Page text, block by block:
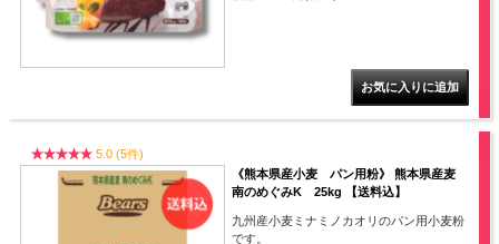
5.0 (5件)
《熊本県産小麦 パン用粉》 熊本県産麦
南のめぐみK 25kg 【送料込】
九州産小麦ミナミノカオリのパン用小麦粉
です。